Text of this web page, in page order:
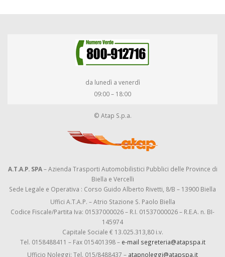
da lunedì a venerdì
09:00 – 18:00
© Atap S.p.a.
A.T.A.P. SPA– Azienda Trasporti Automobilistici Pubblici delle Province di
Biella e Vercelli
Sede Legale e Operativa : Corso Guido Alberto Rivetti, 8/B – 13900 Biella
Uffici A.T.A.P. – Atrio Stazione S. Paolo Biella
Codice Fiscale/Partita Iva: 01537000026 – R.I. 01537000026 – R.E.A. n. BI-
145974
Capitale Sociale € 13.025.313,80 i.v.
Tel. 0158488411 – Fax 015401398 – e-mail segreteria@atapspa.it
Ufficio Noleggi: Tel. 015/8488437 – atapnoleggi@atapspa.it